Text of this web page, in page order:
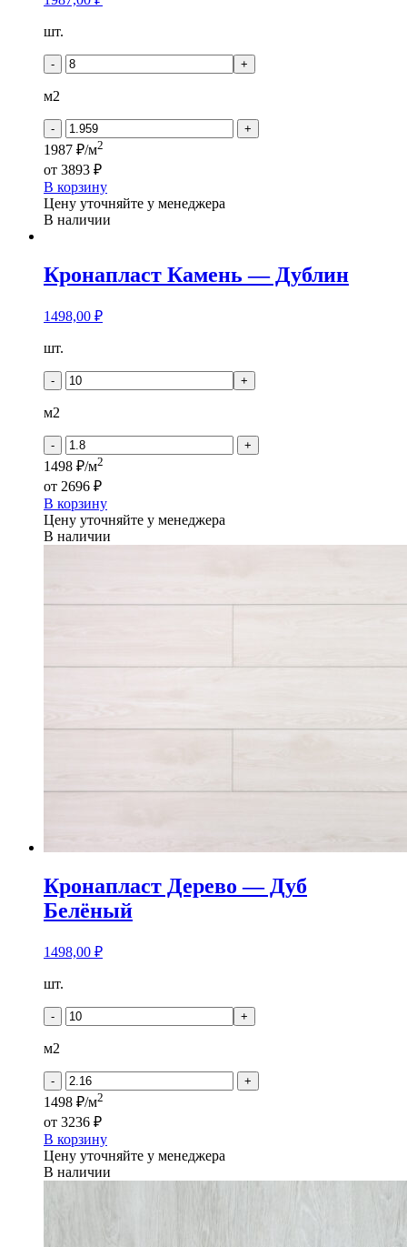
Количество
PROGRESSIVE
-
шт.
- +
м2
- +
1987 ₽/м2
от 3893 ₽
В корзину
Цену уточняйте у менеджера
В наличии
Кронапласт Камень — Дублин
1498,00 ₽
Количество
Кронапласт
-
шт.
- +
м2
- +
1498 ₽/м2
от 2696 ₽
В корзину
Цену уточняйте у менеджера
В наличии
Кронапласт Дерево — Дуб
Белёный
1498,00 ₽
Количество
Кронапласт
-
Белёный
шт.
- +
м2
- +
1498 ₽/м2
от 3236 ₽
В корзину
Цену уточняйте у менеджера
В наличии